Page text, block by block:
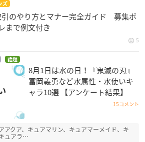
ズ
のやり方とマナー完全ガイド 募集ポ
まで例文付き
5
話題
8月1日は水の日！『鬼滅の刃』
冨岡義勇など水属性・水使いキ
ャラ10選 【アンケート結果】
15コメント
アクア、キュアマリン、キュアマーメイド、キ
ュアラ…